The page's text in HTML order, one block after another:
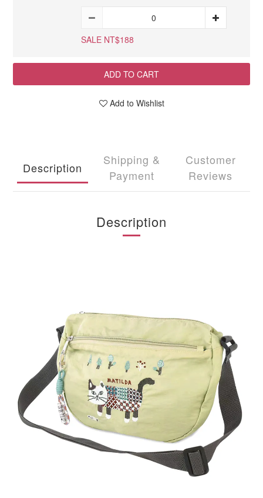
SALE NT$188
ADD TO CART
Add to Wishlist
Description
Shipping &
Payment
Customer
Reviews
Description